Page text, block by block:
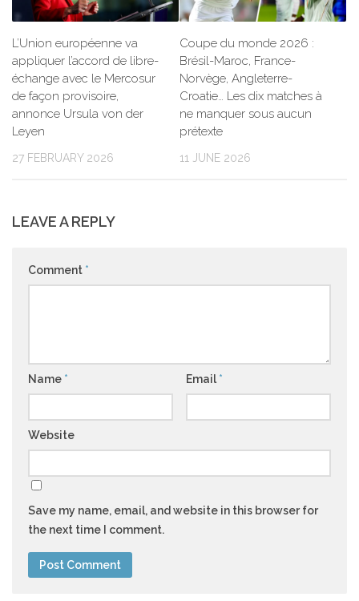
L’Union européenne va
appliquer l’accord de libre-
échange avec le Mercosur
de façon provisoire,
annonce Ursula von der
Leyen
27 FEBRUARY 2026
Coupe du monde 2026 :
Brésil-Maroc, France-
Norvège, Angleterre-
Croatie… Les dix matches à
ne manquer sous aucun
prétexte
11 JUNE 2026
LEAVE A REPLY
Comment *
Name * Email *
Website
Save my name, email, and website in this browser for
the next time I comment.